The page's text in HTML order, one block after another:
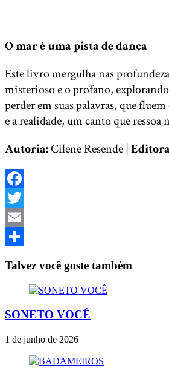
O mar é uma pista de dança
Este livro mergulha nas
misterioso e o profano,
perder em suas palavras, que
e a realidade, um canto que
Autoria:Cilene Resende |
Facebook
Twitter
Email
Talvez você goste também
SONETO VOCÊ
1 de junho de 2026